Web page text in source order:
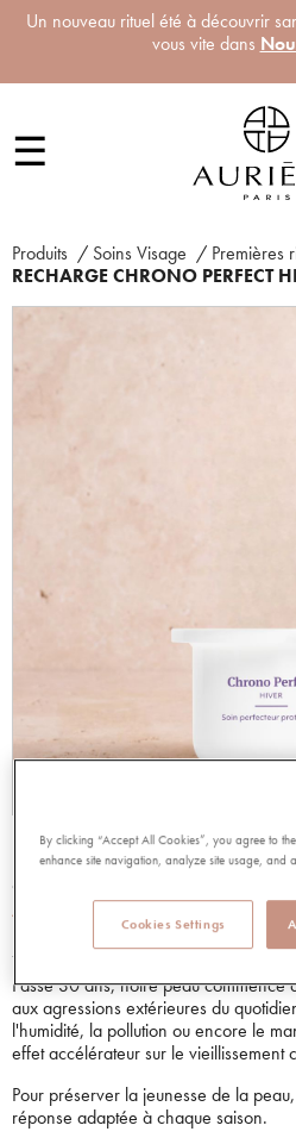
Un nouveau rituel été à découvrir
vous vite dans
☰
Produits / Soins Visage / Premières
RECHARGE CHRONO PERFECT
RECHARGE CHRONO
98722
4.75 out of 5 Customer Rating
4.75/5.00
45,00 €
Passé 30 ans, notre peau
aux agressions extérieures du
l'humidité, la pollution ou encore le
effet accélérateur sur le vieillissement
Pour préserver la jeunesse de la
réponse adaptée à chaque saison.
By clicking “Accept All Cookies”, you agree to
enhance site navigation, analyze site usage, and
Cookies Settings